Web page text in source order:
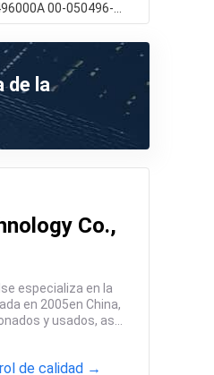
00-050496-
IX PRP
de la
Co.,
de calidad →